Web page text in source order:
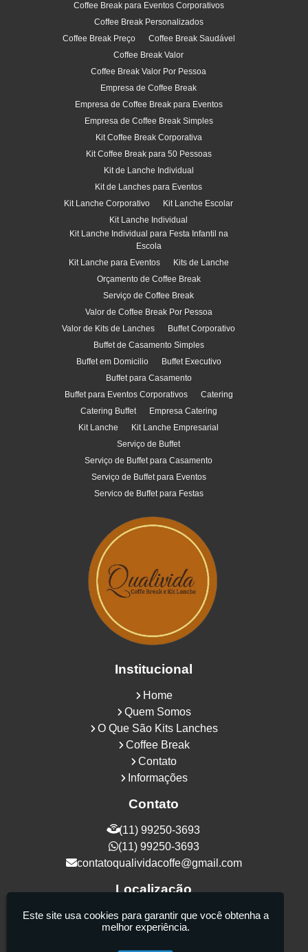
Coffee Break para Eventos Corporativos
Coffee Break Personalizados
Coffee Break Preço
Coffee Break Saudável
Coffee Break Valor
Coffee Break Valor Por Pessoa
Empresa de Coffee Break
Empresa de Coffee Break para Eventos
Empresa de Coffee Break Simples
Kit Coffee Break Corporativa
Kit Coffee Break para 50 Pessoas
Kit de Lanche Individual
Kit de Lanches para Eventos
Kit Lanche Corporativo
Kit Lanche Escolar
Kit Lanche Individual
Kit Lanche Individual para Festa Infantil na
Escola
Kit Lanche para Eventos
Kits de Lanche
Orçamento de Coffee Break
Serviço de Coffee Break
Valor de Coffee Break Por Pessoa
Valor de Kits de Lanches
Buffet Corporativo
Buffet de Casamento Simples
Buffet em Domicilio
Buffet Executivo
Buffet para Casamento
Buffet para Eventos Corporativos
Catering
Catering Buffet
Empresa Catering
Kit Lanche
Kit Lanche Empresarial
Serviço de Buffet
Serviço de Buffet para Casamento
Serviço de Buffet para Eventos
Servico de Buffet para Festas
Institucional
Home
Quem Somos
O Que São Kits Lanches
Coffee Break
Contato
Informações
Contato
(11) 99250-3693
(11) 99250-3693
contatoqualividacoffe@gmail.com
Localização
Rua Samurais, 27 - Vila Maria Alta - São
Paulo / SP - CEP: 02130-080
Este site usa cookies para garantir que você obtenha a
melhor experiência.